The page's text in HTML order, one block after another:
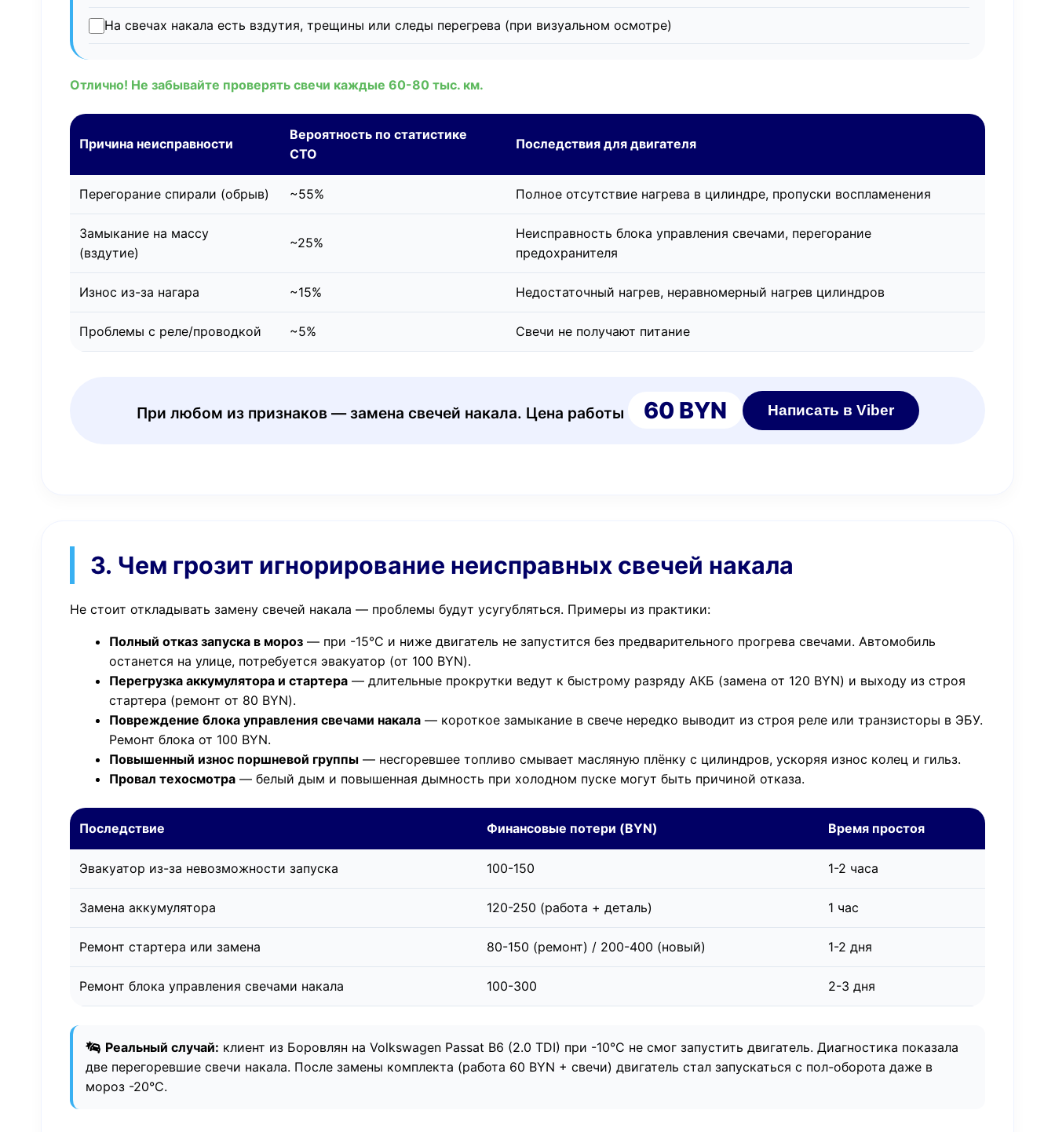
На свечах накала есть вздутия, трещины или следы перегрева (при визуальном осмотре)
Отлично! Не забывайте проверять свечи каждые 60-80 тыс. км.
Причина неисправности
Вероятность по статистике
СТО
Последствия для двигателя
Перегорание спирали (обрыв) ~55% Полное отсутствие нагрева в цилиндре, пропуски воспламенения
Замыкание на массу
(вздутие)
~25%
Неисправность блока управления свечами, перегорание
предохранителя
Износ из-за нагара ~15% Недостаточный нагрев, неравномерный нагрев цилиндров
Проблемы с реле/проводкой ~5% Свечи не получают питание
При любом из признаков — замена свечей накала. Цена работы 60 BYN Написать в Viber
3. Чем грозит игнорирование неисправных свечей накала
Не стоит откладывать замену свечей накала — проблемы будут усугубляться. Примеры из практики:
Полный отказ запуска в мороз — при -15°C и ниже двигатель не запустится без предварительного прогрева свечами. Автомобиль
останется на улице, потребуется эвакуатор (от 100 BYN).
Перегрузка аккумулятора и стартера — длительные прокрутки ведут к быстрому разряду АКБ (замена от 120 BYN) и выходу из строя
стартера (ремонт от 80 BYN).
Повреждение блока управления свечами накала — короткое замыкание в свече нередко выводит из строя реле или транзисторы в ЭБУ.
Ремонт блока от 100 BYN.
Повышенный износ поршневой группы — несгоревшее топливо смывает масляную плёнку с цилиндров, ускоряя износ колец и гильз.
Провал техосмотра — белый дым и повышенная дымность при холодном пуске могут быть причиной отказа.
Последствие Финансовые потери (BYN) Время простоя
Эвакуатор из-за невозможности запуска 100-150 1-2 часа
Замена аккумулятора 120-250 (работа + деталь) 1 час
Ремонт стартера или замена 80-150 (ремонт) / 200-400 (новый) 1-2 дня
Ремонт блока управления свечами накала 100-300 2-3 дня
Реальный случай: клиент из Боровлян на Volkswagen Passat B6 (2.0 TDI) при -10°C не смог запустить двигатель. Диагностика показала
две перегоревшие свечи накала. После замены комплекта (работа 60 BYN + свечи) двигатель стал запускаться с пол-оборота даже в
мороз -20°C.